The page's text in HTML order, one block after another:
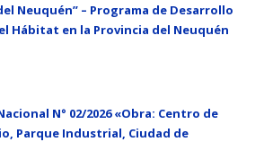
Neuquén” – Programa de Desarrollo
Hábitat en la Provincia del Neuquén
N° 02/2026 «Obra: Centro de
Parque Industrial, Ciudad de